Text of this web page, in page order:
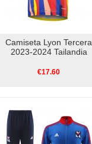
Camiseta Lyon Tercera
2023-2024 Tailandia
€17.60